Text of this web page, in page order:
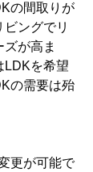
の間取りが
ングでリ
が高ま
LDKを希望
の需要は殆
更が可能で